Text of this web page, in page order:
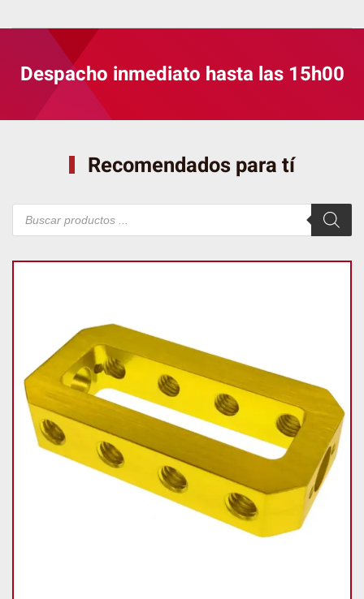
Despacho inmediato hasta las 15h00
Recomendados para tí
Búsqueda
de
productos